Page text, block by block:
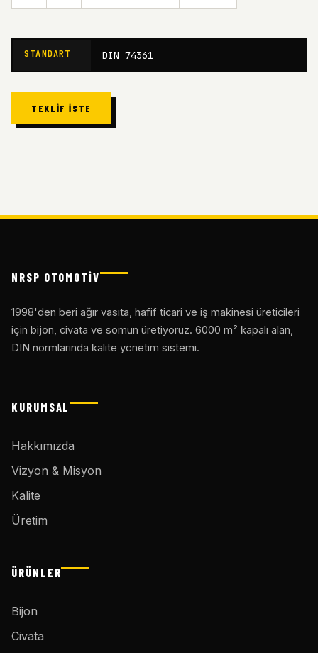
STANDART DIN 74361
TEKLIF İSTE
NRSP OTOMOTİV
1998'den beri ağır vasıta, hafif ticari ve iş makinesi üreticileri
için bijon, civata ve somun üretiyoruz. 6000 m² kapalı alan,
DIN normlarında kalite yönetim sistemi.
KURUMSAL
Hakkımızda
Vizyon & Misyon
Kalite
Üretim
ÜRÜNLER
Bijon
Civata